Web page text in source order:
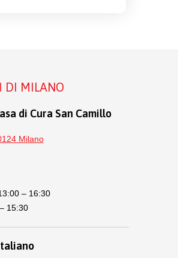
DI MILANO
di Cura San Camillo
Milano
– 16:30
15:30